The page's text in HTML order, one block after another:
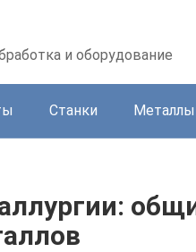
и оборудование
Станки